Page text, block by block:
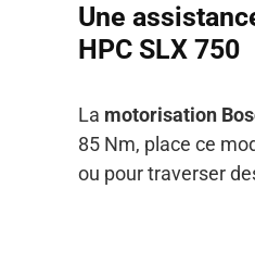
Une
HPC SLX 750
La motorisation
85 Nm, place ce
ou pour traverser